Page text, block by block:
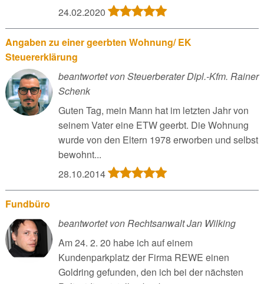
24.02.2020
Angaben zu einer geerbten Wohnung/ EK
Steuererklärung
beantwortet von Steuerberater Dipl.-Kfm. Rainer
Schenk
Guten Tag, mein Mann hat im letzten Jahr von
seinem Vater eine ETW geerbt. Die Wohnung
wurde von den Eltern 1978 erworben und selbst
bewohnt...
28.10.2014
Fundbüro
beantwortet von Rechtsanwalt Jan Wilking
Am 24. 2. 20 habe ich auf einem
Kundenparkplatz der Firma REWE einen
Goldring gefunden, den ich bei der nächsten